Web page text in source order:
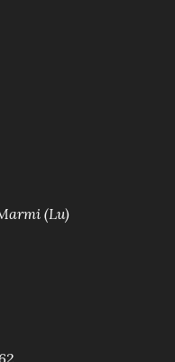
(Lu)